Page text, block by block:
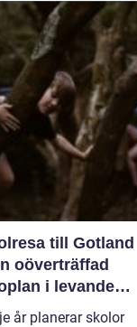
en rik kultur. För att
den lokala
p...
till Gotland
oöverträffad
i levande
år planerar skolor